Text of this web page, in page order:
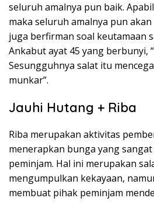
seluruh amalnya pun baik.
maka seluruh amalnya pun akan
juga berfirman soal keutamaan
Ankabut ayat 45 yang berbunyi,
Sesungguhnya salat itu
munkar”.
Jauhi Hutang + Riba
Riba merupakan aktivitas
menerapkan bunga yang
peminjam. Hal ini merupakan
mengumpulkan kekayaan,
membuat pihak peminjam